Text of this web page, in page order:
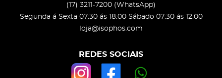
(17) 3211-7200 (WhatsApp)
Segunda á Sexta 07:30 ás 18:00 Sábado 07:30 ás 12:00
loja@isophos.com
REDES SOCIAIS